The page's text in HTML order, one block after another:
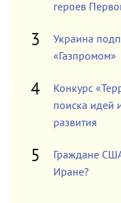
героев
Украина
«Газпромом»
Конкурс
поиска идей
развития
Граждане
Иране?